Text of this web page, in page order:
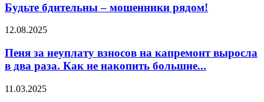
Будьте бдительны – мошенники рядом!
12.08.2025
Пеня за неуплату взносов на капремонт выросла
в два раза. Как не накопить большие...
11.03.2025